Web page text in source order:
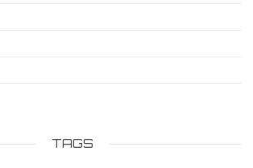
TAGS